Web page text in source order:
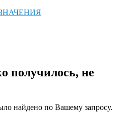
получилось, не
найдено по Вашему запросу.